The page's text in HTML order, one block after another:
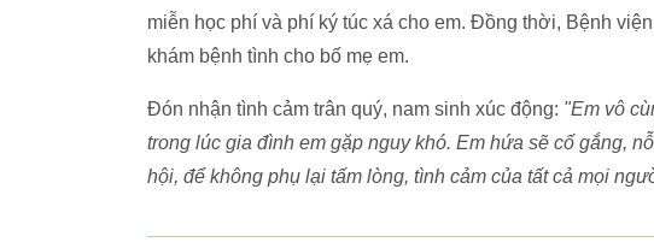
miễn học phí và phí ký túc xá cho em. Đồng thời, Bệnh
khám bệnh tình cho bố mẹ em.
Đón nhận tình cảm trân quý, nam sinh xúc động: "Em vô
trong lúc gia đình em gặp nguy khó. Em hứa sẽ cố gắng,
hội, để không phụ lại tấm lòng, tình cảm của tất cả mọi